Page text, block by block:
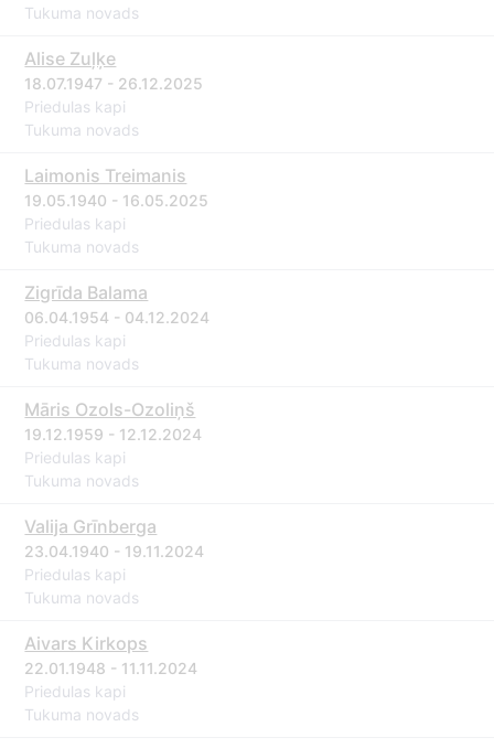
Tukuma novads
Alise Zuļķe
18.07.1947 - 26.12.2025
Priedulas kapi
Tukuma novads
Laimonis Treimanis
19.05.1940 - 16.05.2025
Priedulas kapi
Tukuma novads
Zigrīda Balama
06.04.1954 - 04.12.2024
Priedulas kapi
Tukuma novads
Māris Ozols-Ozoliņš
19.12.1959 - 12.12.2024
Priedulas kapi
Tukuma novads
Valija Grīnberga
23.04.1940 - 19.11.2024
Priedulas kapi
Tukuma novads
Aivars Kirkops
22.01.1948 - 11.11.2024
Priedulas kapi
Tukuma novads